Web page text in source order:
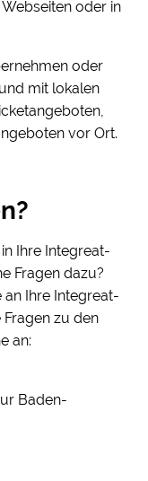
oder in
oder
mit lokalen
vor Ort.
Ihre Integreat-
Fragen dazu?
an Ihre Integreat-
zu den
an:
Baden-